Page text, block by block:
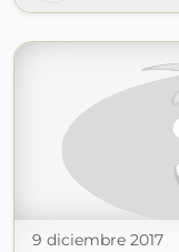
9 diciembre 2017